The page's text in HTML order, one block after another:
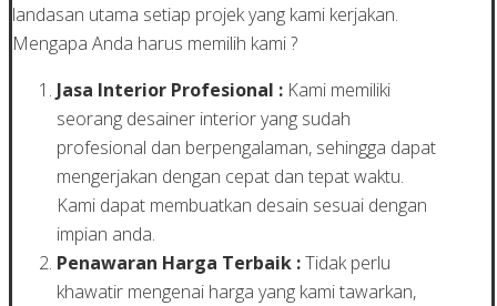
landasan utama setiap projek yang kami kerjakan.
Mengapa Anda harus memilih kami ?
Jasa Interior Profesional : Kami memiliki
seorang desainer interior yang sudah
profesional dan berpengalaman, sehingga dapat
mengerjakan dengan cepat dan tepat waktu.
Kami dapat membuatkan desain sesuai dengan
impian anda.
Penawaran Harga Terbaik :Tidak perlu
khawatir mengenai harga yang kami tawarkan,